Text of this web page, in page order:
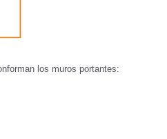
los muros portantes: